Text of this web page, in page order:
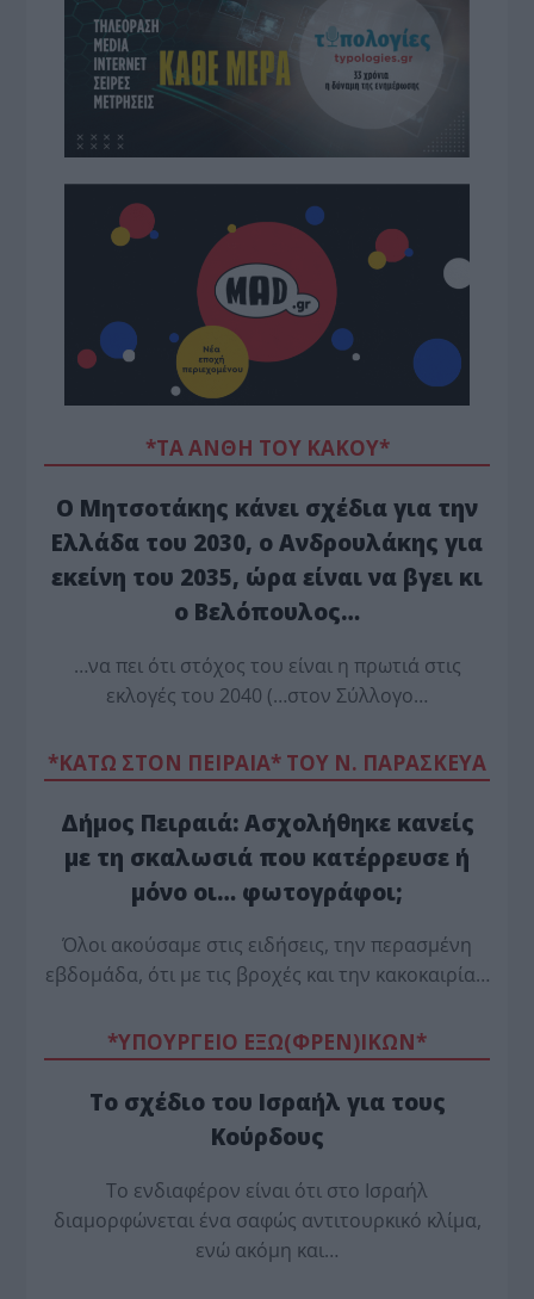
*ΤΑ ΆΝΘΗ ΤΟΥ ΚΑΚΟΎ*
Ο Μητσοτάκης κάνει σχέδια για την
Ελλάδα του 2030, ο Ανδρουλάκης για
εκείνη του 2035, ώρα είναι να βγει κι
ο Βελόπουλος…
…να πει ότι στόχος του είναι η πρωτιά στις
εκλογές του 2040 (…στον Σύλλογο…
*ΚΑΤΩ ΣΤΟΝ ΠΕΙΡΑΙΑ* ΤΟΥ Ν. ΠΑΡΑΣΚΕΥΑ
Δήμος Πειραιά: Ασχολήθηκε κανείς
με τη σκαλωσιά που κατέρρευσε ή
μόνο οι… φωτογράφοι;
Όλοι ακούσαμε στις ειδήσεις, την περασμένη
εβδομάδα, ότι με τις βροχές και την κακοκαιρία…
*ΥΠΟΥΡΓΕΙΟ ΕΞΩ(ΦΡΕΝ)ΙΚΩΝ*
Το σχέδιο του Ισραήλ για τους
Κούρδους
Το ενδιαφέρον είναι ότι στο Ισραήλ
διαμορφώνεται ένα σαφώς αντιτουρκικό κλίμα,
ενώ ακόμη και…